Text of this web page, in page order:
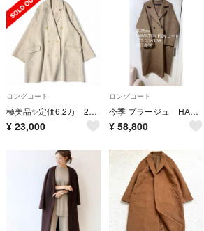
ロングコート
極美品✨️定価6.2万 22AW プラージュ ハミルトンダブルミディコート 38
¥ 23,000
ロングコート
今季 プラージュ HAMILTON PEA コート ブラウンD
¥ 58,800